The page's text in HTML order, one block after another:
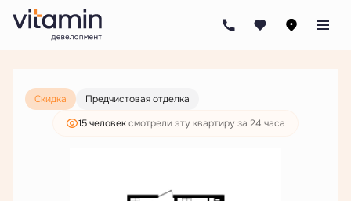
1-комнатная
3 790 000 руб.
от 18 156 руб./мес.
Скидка
Предчистовая отделка
15 человексмотрели эту квартиру за 24 часа